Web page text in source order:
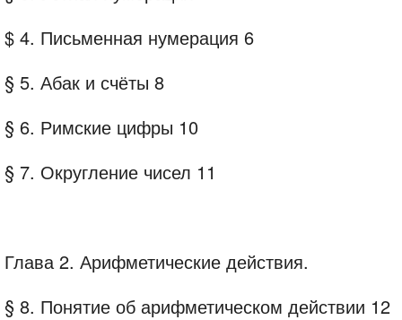
$ 4. Письменная нумерация 6
§ 5. Абак и счёты 8
§ 6. Римские цифры 10
§ 7. Округление чисел 11
Глава 2. Арифметические действия.
§ 8. Понятие об арифметическом действии 12